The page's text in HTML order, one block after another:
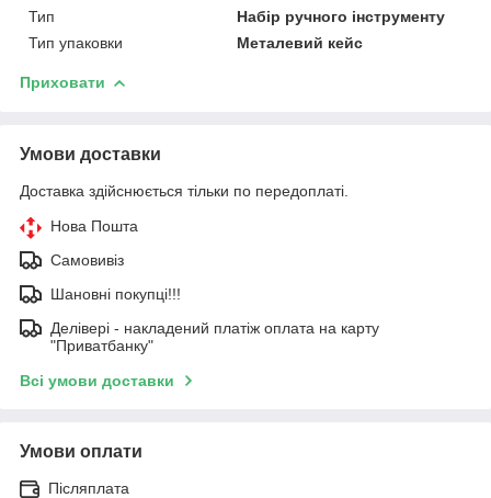
Тип
Набір ручного інструменту
Тип упаковки
Металевий кейс
Приховати
Умови доставки
Доставка здійснюється тільки по передоплаті.
Нова Пошта
Самовивіз
Шановні покупці!!!
Делівері - накладений платіж оплата на карту
"Приватбанку"
Всі умови доставки
Умови оплати
Післяплата